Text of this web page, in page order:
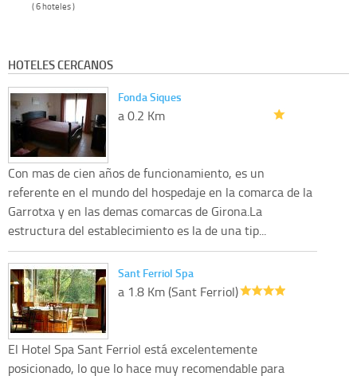
( 6 hoteles )
HOTELES CERCANOS
Fonda Siques
a 0.2 Km
Con mas de cien años de funcionamiento, es un
referente en el mundo del hospedaje en la comarca de la
Garrotxa y en las demas comarcas de Girona.La
estructura del establecimiento es la de una tip...
Sant Ferriol Spa
a 1.8 Km (Sant Ferriol)
El Hotel Spa Sant Ferriol está excelentemente
posicionado, lo que lo hace muy recomendable para